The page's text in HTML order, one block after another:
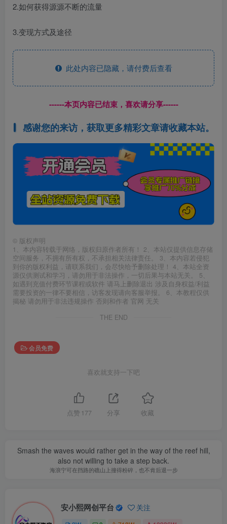
2.如何获得源源不断的流量
3.变现方式及途径
此处内容已隐藏，请付费后查看
------本页内容已结束，喜欢请分享------
感谢您的来访，获取更多精彩文章请收藏本站。
© 版权声明
1、本内容转载于网络，版权归原作者所有！ 2、本站仅提供信息存储
空间服务，不拥有所有权，不承担相关法律责任。 3、本内容若侵犯
到你的版权利益，请联系我们，会尽快给予删除处理！ 4、本站全资
源仅供测试和学习，请勿用于非法操作，一切后果与本站无关。 5、
如遇到充值付费环节课程或软件 请马上删除退出 涉及自身权益/利益
需要投资的一律不要相信，访客发现请向客服举报。 6、本教程仅供
揭秘 请勿用于非法违规操作 否则和作者 官网 无关
THE END
会员免费
喜欢就支持一下吧
点赞 177 分享 收藏
Smash the waves would rather get in the way of the reef hill,
also not willing to take a step back.
海浪宁可在挡路的礁山上撞得粉碎，也不肯后退一步
安小熙网创平台 关注